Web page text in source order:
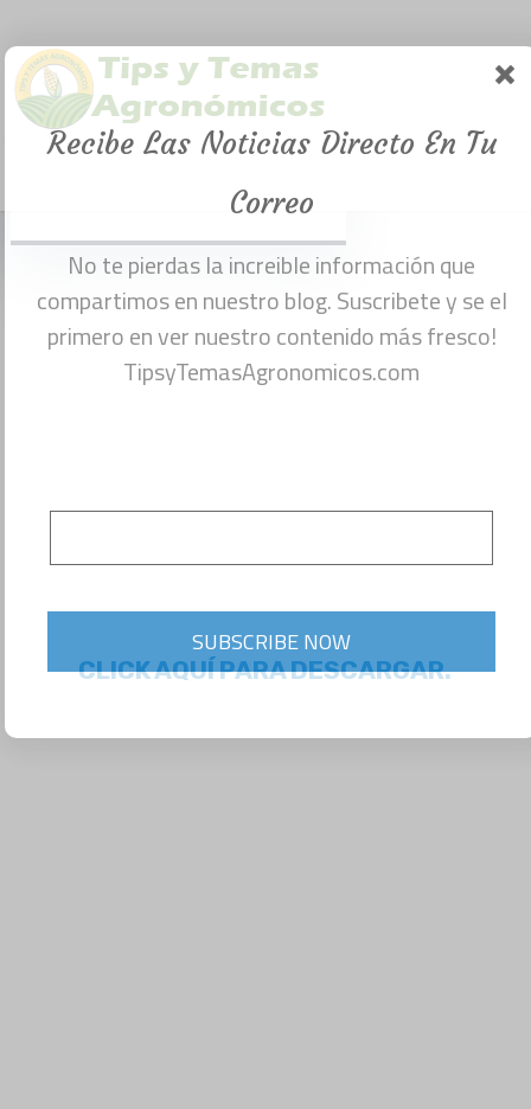
intensivos.
(Descarga
gratuita pdf)
noviembre 17, 2016
CLICK AQUÍ PARA DESCARGAR.
Recibe Las Noticias Directo En Tu
Correo
No te pierdas la increible información que
compartimos en nuestro blog. Suscribete y se el
primero en ver nuestro contenido más fresco!
TipsyTemasAgronomicos.com
SUBSCRIBE NOW